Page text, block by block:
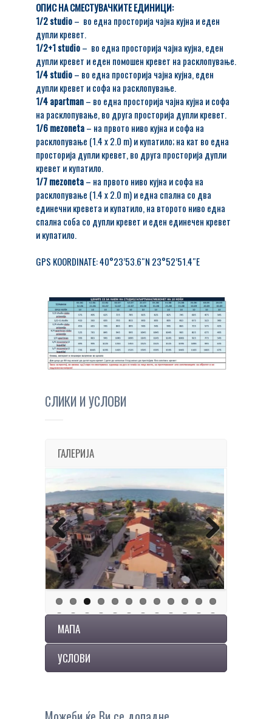
OПИС НА СМЕСТУВАЧКИТЕ ЕДИНИЦИ:
1/2 studio– во една просторија чајна кујна и еден
дупли кревет.
1/2+1 studio– во една просторија чајна кујна, еден
дупли кревет и еден помошен кревет на расклопување.
1/4 studio– во една просторија чајна кујна, еден
дупли кревет и софа на расклопување.
1/4 apartman– во една просторија чајна кујна и софа
на расклопување, во друга просторија дупли кревет.
1/6 mezoneta– на првото ниво кујна и софа на
расклопување (1.4 x 2.0 m) и купатило; на кат во една
просторија дупли кревет, во друга просторија дупли
кревет и купатило.
1/7 mezoneta– на првото ниво кујна и софа на
расклопување (1.4 x 2.0 m) и една спална со два
единечни кревета и купатило, на второто ниво една
спална соба со дупли кревет и еден единечен кревет
и купатило.
GPS KOORDINATE: 40°23’53.6″N 23°52’51.4″E
СЛИКИ И УСЛОВИ
ГАЛЕРИЈА
Previous Next
МАПА
УСЛОВИ